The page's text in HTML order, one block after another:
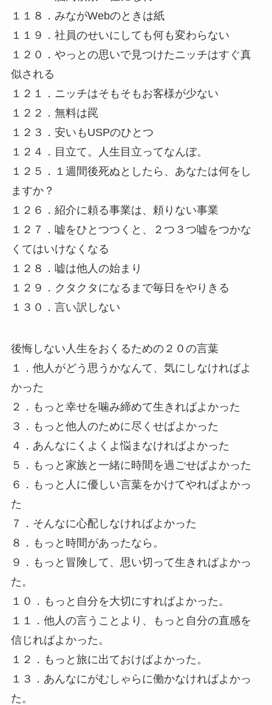
１１８．みながWebのときは紙
１１９．社員のせいにしても何も変わらない
１２０．やっとの思いで見つけたニッチはすぐ真
似される
１２１．ニッチはそもそもお客様が少ない
１２２．無料は罠
１２３．安いもUSPのひとつ
１２４．目立て。人生目立ってなんぼ。
１２５．１週間後死ぬとしたら、あなたは何をし
ますか？
１２６．紹介に頼る事業は、頼りない事業
１２７．嘘をひとつつくと、２つ３つ嘘をつかな
くてはいけなくなる
１２８．嘘は他人の始まり
１２９．クタクタになるまで毎日をやりきる
１３０．言い訳しない
後悔しない人生をおくるための２０の言葉
１．他人がどう思うかなんて、気にしなければよ
かった
２．もっと幸せを噛み締めて生きればよかった
３．もっと他人のために尽くせばよかった
４．あんなにくよくよ悩まなければよかった
５．もっと家族と一緒に時間を過ごせばよかった
６．もっと人に優しい言葉をかけてやればよかっ
た
７．そんなに心配しなければよかった
８．もっと時間があったなら。
９．もっと冒険して、思い切って生きればよかっ
た。
１０．もっと自分を大切にすればよかった。
１１．他人の言うことより、もっと自分の直感を
信じればよかった。
１２．もっと旅に出ておけばよかった。
１３．あんなにがむしゃらに働かなければよかっ
た。